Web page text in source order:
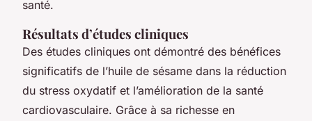
santé.
Résultats d’études cliniques
Des études cliniques ont démontré des bénéfices
significatifs de l’huile de sésame dans la réduction
du stress oxydatif et l’amélioration de la santé
cardiovasculaire. Grâce à sa richesse en